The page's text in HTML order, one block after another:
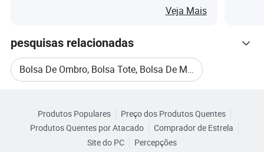
Veja Mais
pesquisas relacionadas
Bolsa De Ombro, Bolsa Tote, Bolsa De Mão
Bolsa De Mão Bolsa De Compras
Navegue por Categorias
Produtos Populares
Preço dos Produtos Quentes
Produtos Quentes por Atacado
Comprador de Estrela
Site do PC
Percepções